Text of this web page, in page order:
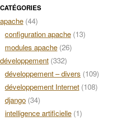
CATÉGORIES
apache (44)
configuration apache (13)
modules apache (26)
développement (332)
développement – divers (109)
développement Internet (108)
django (34)
intelligence artificielle (1)